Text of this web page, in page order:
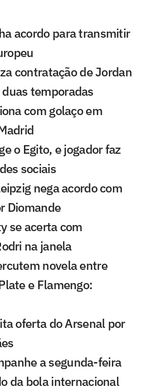
acordo para transmitir
contratação de Jordan
temporadas
com golaço em
o Egito, e jogador faz
sociais
nega acordo com
Diomande
se acerta com
na janela
novela entre
e Flamengo:
oferta do Arsenal por
a segunda-feira
da bola internacional